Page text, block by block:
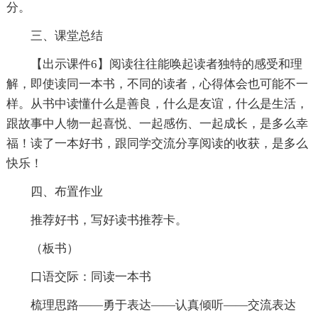
分。
三、课堂总结
【出示课件6】阅读往往能唤起读者独特的感受和理
解，即使读同一本书，不同的读者，心得体会也可能不一
样。从书中读懂什么是善良，什么是友谊，什么是生活，
跟故事中人物一起喜悦、一起感伤、一起成长，是多么幸
福！读了一本好书，跟同学交流分享阅读的收获，是多么
快乐！
四、布置作业
推荐好书，写好读书推荐卡。
（板书）
口语交际：同读一本书
梳理思路——勇于表达——认真倾听——交流表达